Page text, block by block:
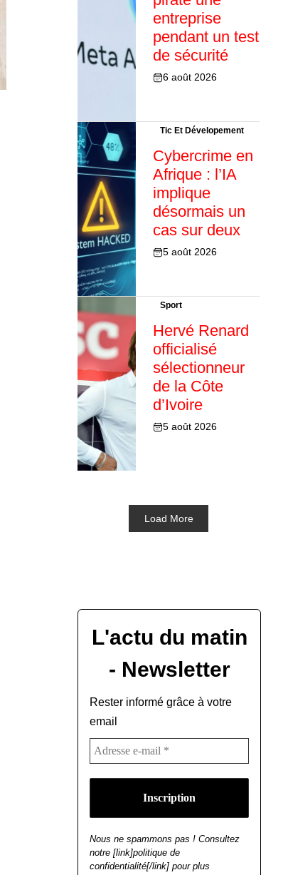
entreprise
pendant un test
de sécurité
6 août 2026
Tic Et Dévelopement
Cybercrime en
Afrique : l’IA
implique
désormais un
cas sur deux
5 août 2026
Sport
Hervé Renard
officialisé
sélectionneur
de la Côte
d’Ivoire
5 août 2026
Load More
L'actu du matin
- Newsletter
Rester informé grâce à votre
email
Nous ne spammons pas ! Consultez
notre [link]politique de
confidentialité[/link] pour plus